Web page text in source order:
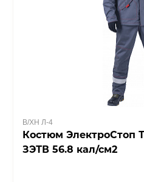
В/ХН Л-4
Костюм ЭлектроСтоп
ЗЭТВ 56.8 кал/см2